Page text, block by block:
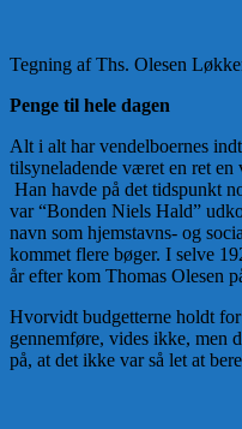
Tegning af Ths. Olesen
Penge til hele dagen
Alt i alt har vendelboernes
tilsyneladende været en ret
Han havde på det tidspunkt
var “Bonden Niels Hald”
navn som hjemstavns- og
kommet flere bøger. I selve
år efter kom Thomas Olesen
Hvorvidt budgetterne holdt for
gennemføre, vides ikke, men
på, at det ikke var så let at